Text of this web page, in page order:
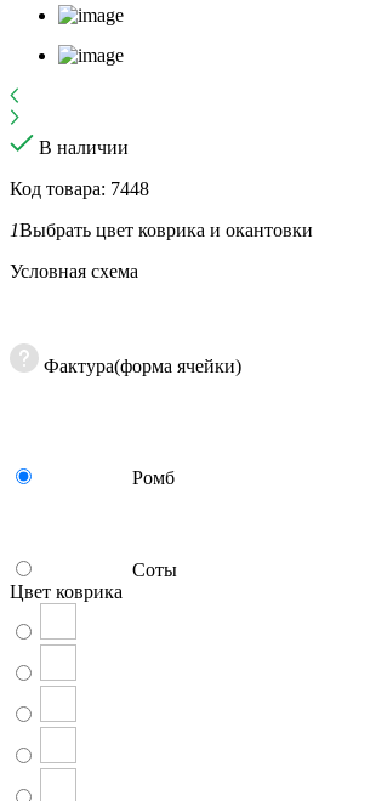
В наличии
Код товара: 7448
1Выбрать цвет коврика и окантовки
Условная схема
Фактура(форма ячейки)
Ромб
Соты
Цвет коврика